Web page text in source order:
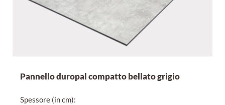
Pannello duropal compatto bellato grigio
Spessore (in cm):